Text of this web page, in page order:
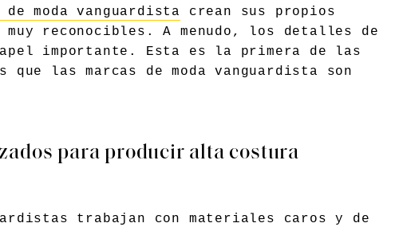
de moda vanguardista
crean sus propios
reconocibles. A menudo, los detalles de
papel importante. Esta es la primera de las
las marcas de moda vanguardista son
para producir alta costura
trabajan con materiales caros y de